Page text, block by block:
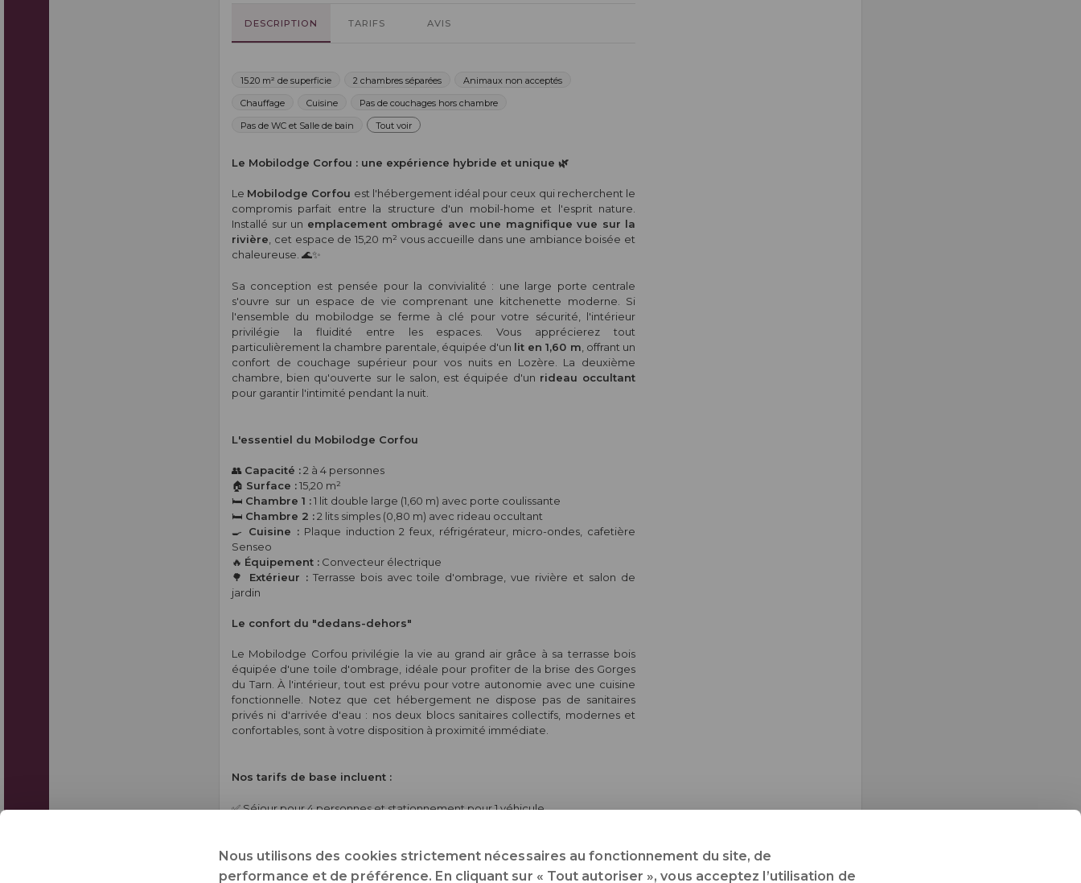
DESCRIPTION TARIFS AVIS
15.20 m² de superficie 2 chambres séparées
Animaux non acceptés
Chauffage
Cuisine
Pas de couchages hors chambre
Pas de WC et Salle de bain
Tout voir
Le Mobilodge Corfou : une expérience hybride et unique 🌿
Le Mobilodge Corfou est l'hébergement idéal pour ceux qui recherchent le
compromis parfait entre la structure d'un mobil-home et l'esprit nature.
Installé sur un emplacement ombragé avec une magnifique vue sur la
rivière , cet espace de 15,20 m² vous accueille dans une ambiance boisée et
chaleureuse. 🌊✨
Sa conception est pensée pour la convivialité : une large porte centrale
s'ouvre sur un espace de vie comprenant une kitchenette moderne. Si
l'ensemble du mobilodge se ferme à clé pour votre sécurité, l'intérieur
privilégie la fluidité entre les espaces. Vous apprécierez tout
particulièrement la chambre parentale, équipée d'un lit en 1,60 m , offrant un
confort de couchage supérieur pour vos nuits en Lozère. La deuxième
chambre, bien qu'ouverte sur le salon, est équipée d'un rideau occultant
pour garantir l'intimité pendant la nuit.
L'essentiel du Mobilodge Corfou
👥 Capacité :2 à 4 personnes
🏠 Surface :15,20 m²
🛏️ Chambre 1 :1 lit double large (1,60 m) avec porte coulissante
🛏️ Chambre 2 :2 lits simples (0,80 m) avec rideau occultant
🍳 Cuisine : Plaque induction 2 feux, réfrigérateur, micro-ondes, cafetière
Senseo
🔥 Équipement : Convecteur électrique
🌳 Extérieur :Terrasse bois avec toile d'ombrage, vue rivière et salon de
jardin
Le confort du "dedans-dehors"
Le Mobilodge Corfou privilégie la vie au grand air grâce à sa terrasse bois
équipée d'une toile d'ombrage, idéale pour profiter de la brise des Gorges
du Tarn. À l'intérieur, tout est prévu pour votre autonomie avec une cuisine
fonctionnelle. Notez que cet hébergement ne dispose pas de sanitaires
privés ni d'arrivée d'eau : nos deux blocs sanitaires collectifs, modernes et
confortables, sont à votre disposition à proximité immédiate.
Nos tarifs de base incluent :
✅ Séjour pour 4 personnes et stationnement pour 1 véhicule
Nous utilisons des cookies strictement nécessaires au fonctionnement du site, de
performance et de préférence. En cliquant sur « Tout autoriser », vous acceptez l’utilisation de